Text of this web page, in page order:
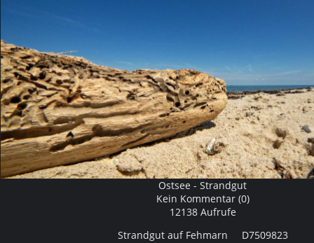
Ostsee - Strandgut
Kein Kommentar (0)
12138 Aufrufe
Strandgut auf Fehmarn D7509823